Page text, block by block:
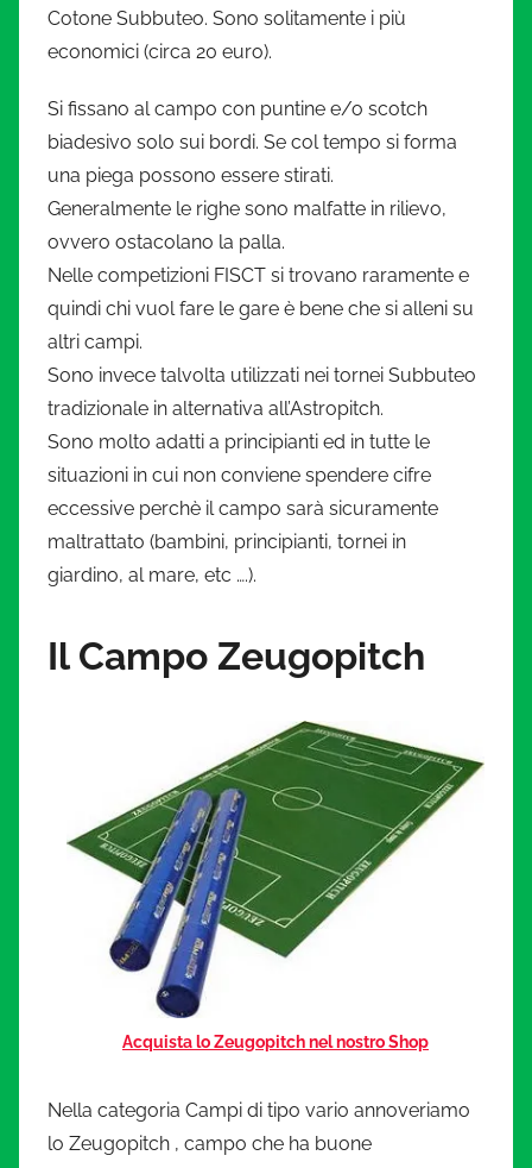
Cotone Subbuteo. Sono solitamente i più
economici (circa 20 euro).
Si fissano al campo con puntine e/o scotch
biadesivo solo sui bordi. Se col tempo si forma
una piega possono essere stirati.
Generalmente le righe sono malfatte in rilievo,
ovvero ostacolano la palla.
Nelle competizioni FISCT si trovano raramente e
quindi chi vuol fare le gare è bene che si alleni su
altri campi.
Sono invece talvolta utilizzati nei tornei Subbuteo
tradizionale in alternativa all’Astropitch.
Sono molto adatti a principianti ed in tutte le
situazioni in cui non conviene spendere cifre
eccessive perchè il campo sarà sicuramente
maltrattato (bambini, principianti, tornei in
giardino, al mare, etc ….).
Il Campo Zeugopitch
Acquista lo Zeugopitch nel nostro Shop
Nella categoria Campi di tipo vario annoveriamo
lo Zeugopitch , campo che ha buone